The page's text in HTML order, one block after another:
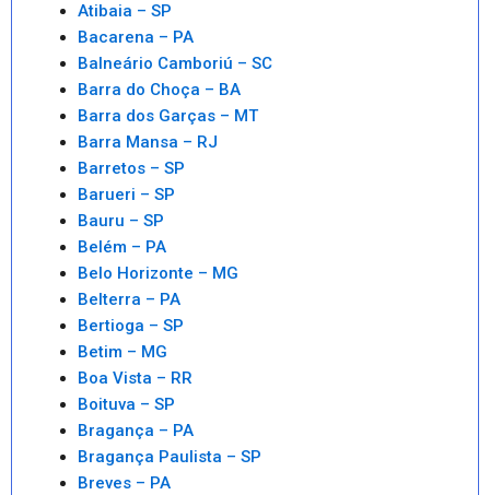
Atibaia – SP
Bacarena – PA
Balneário Camboriú – SC
Barra do Choça – BA
Barra dos Garças – MT
Barra Mansa – RJ
Barretos – SP
Barueri – SP
Bauru – SP
Belém – PA
Belo Horizonte – MG
Belterra – PA
Bertioga – SP
Betim – MG
Boa Vista – RR
Boituva – SP
Bragança – PA
Bragança Paulista – SP
Breves – PA